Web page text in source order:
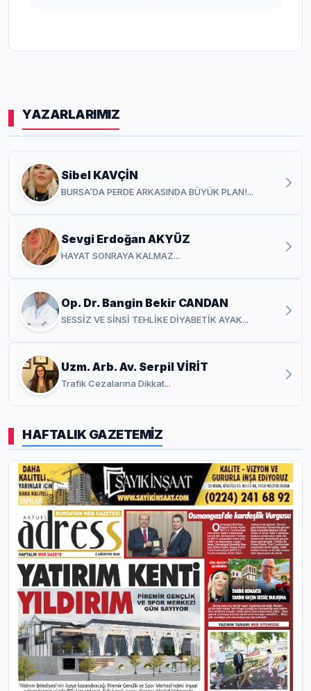
YAZARLARIMIZ
Sibel KAVÇİN
BURSA’DA PERDE ARKASINDA BÜYÜK PLAN!...
Sevgi Erdoğan AKYÜZ
HAYAT SONRAYA KALMAZ...
Op. Dr. Bangin Bekir CANDAN
SESSİZ VE SİNSİ TEHLİKE DİYABETİK AYAK...
Uzm. Arb. Av. Serpil VİRİT
Trafik Cezalarına Dikkat...
HAFTALIK GAZETEMİZ